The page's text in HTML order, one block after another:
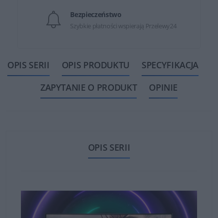
Bezpieczeństwo
Szybkie płatności wspierają Przelewy24
OPIS SERII OPIS PRODUKTU
SPECYFIKACJA
ZAPYTANIE O PRODUKT
OPINIE
OPIS SERII